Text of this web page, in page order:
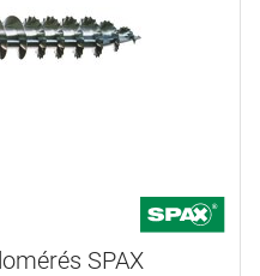
SPAX